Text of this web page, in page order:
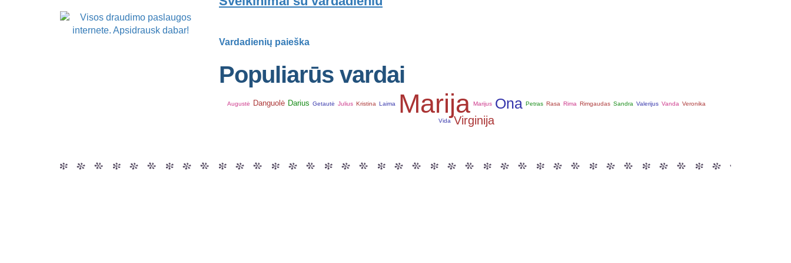
Vardadienių paieška
Populiarūs vardai
Augustė Danguolė Darius Getautė Julius Kristina Laima Marija Marijus Ona Petras Rasa Rima Rimgaudas Sandra Valerijus Vanda Veronika
Vida Virginija